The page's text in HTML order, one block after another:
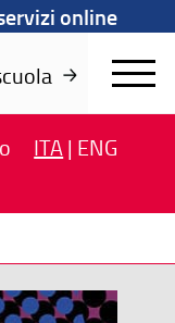
online
ITA | ENG